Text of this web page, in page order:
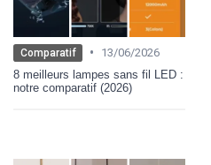
Comparatif •
13/06/2026
8 meilleurs lampes sans fil LED :
notre comparatif (2026)